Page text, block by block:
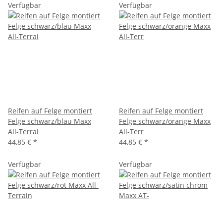
Verfügbar
Reifen auf Felge montiert
Felge schwarz/blau Maxx
All-Terrai
44,85 € *
Verfügbar
Reifen auf Felge montiert
Felge schwarz/orange Maxx
All-Terr
44,85 € *
Verfügbar Verfügbar